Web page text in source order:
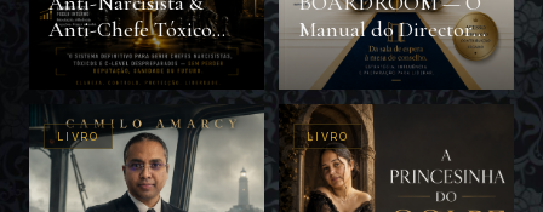
Anti-Chefe Tóxico
com IA
Manual do Director
Moderno
LIVRO LIVRO